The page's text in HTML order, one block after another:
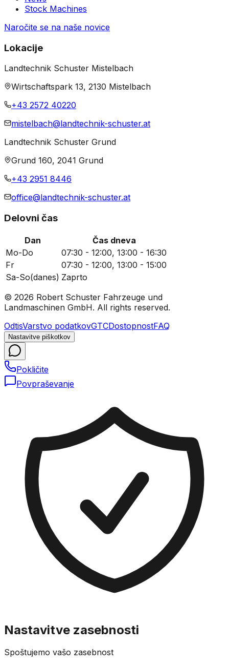
Stock Machines
Naročite se na naše novice
Lokacije
Landtechnik Schuster Mistelbach
Wirtschaftspark 13, 2130 Mistelbach
+43 2572 40220
mistelbach@landtechnik-schuster.at
Landtechnik Schuster Grund
Grund 160, 2041 Grund
+43 2951 8446
office@landtechnik-schuster.at
Delovni čas
Dan
Čas dneva
Mo-Do
07:30 - 12:00, 13:00 - 16:30
Fr
07:30 - 12:00, 13:00 - 15:00
Sa-So(danes) Zaprto
© 2026 Robert Schuster Fahrzeuge und
Landmaschinen GmbH. All rights reserved.
OdtisVarstvo podatkovGTCDostopnostFAQ
Nastavitve piškotkov
Pokličite
Povpraševanje
Nastavitve zasebnosti
Spoštujemo vašo zasebnost